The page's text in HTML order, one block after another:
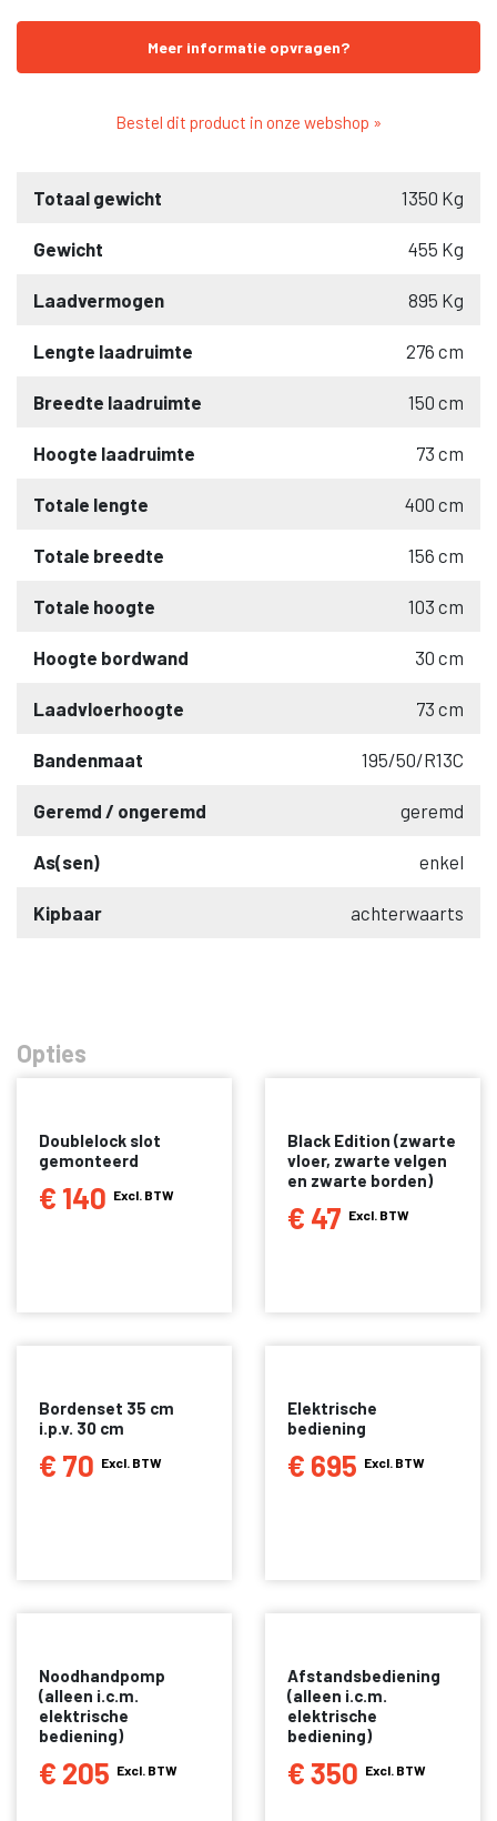
Meer informatie opvragen?
Bestel dit product in onze webshop »
Totaal gewicht 1350 Kg
Gewicht 455 Kg
Laadvermogen 895 Kg
Lengte laadruimte 276 cm
Breedte laadruimte 150 cm
Hoogte laadruimte 73 cm
Totale lengte 400 cm
Totale breedte 156 cm
Totale hoogte 103 cm
Hoogte bordwand 30 cm
Laadvloerhoogte 73 cm
Bandenmaat 195/50/R13C
Geremd / ongeremd geremd
As(sen) enkel
Kipbaar achterwaarts
Opties
Doublelock slot
gemonteerd
€ 140 Excl. BTW
Black Edition (zwarte
vloer, zwarte velgen
en zwarte borden)
€ 47 Excl. BTW
Bordenset 35 cm
i.p.v. 30 cm
€ 70 Excl. BTW
Elektrische
bediening
€ 695 Excl. BTW
Noodhandpomp
(alleen i.c.m.
elektrische
bediening)
€ 205 Excl. BTW
Afstandsbediening
(alleen i.c.m.
elektrische
bediening)
€ 350 Excl. BTW